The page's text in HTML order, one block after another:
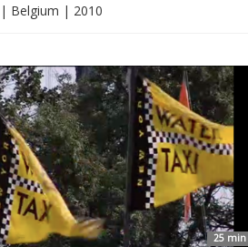
Belgium | 2010
25 min